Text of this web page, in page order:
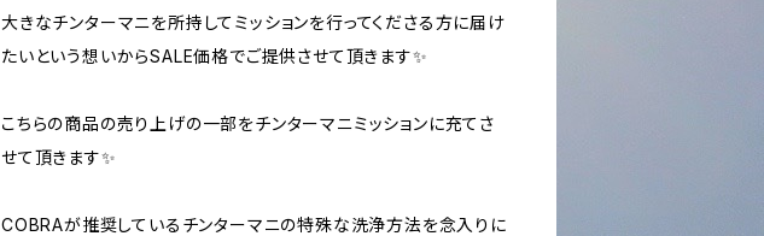
大きなチンターマニを所持してミッションを行ってくださる方に届け
たいという想いからSALE価格でご提供させて頂きます✨
こちらの商品の売り上げの一部をチンターマニミッションに充てさ
せて頂きます✨
COBRAが推奨しているチンターマニの特殊な洗浄方法を念入りに